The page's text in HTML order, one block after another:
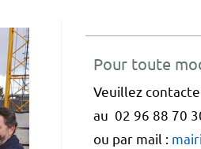
Pour toute
Veuillez
au 02 96 88 70
ou par mail :